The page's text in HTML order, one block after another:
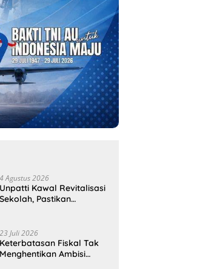
Kariu
Kariu, Negeri yang Masih
4 Agustus 2026
Unpatti Kawal Revitalisasi
Sekolah, Pastikan
Sasaran
23 Juli 2026
Keterbatasan Fiskal Tak
Menghentikan Ambisi